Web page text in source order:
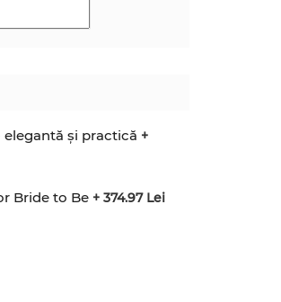
și practică +
Bride to Be + 374.97 Lei